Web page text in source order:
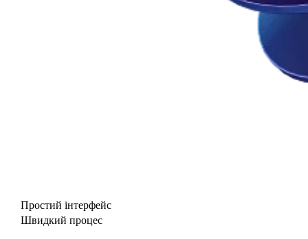
Простий інтерфейс
Швидкий процес